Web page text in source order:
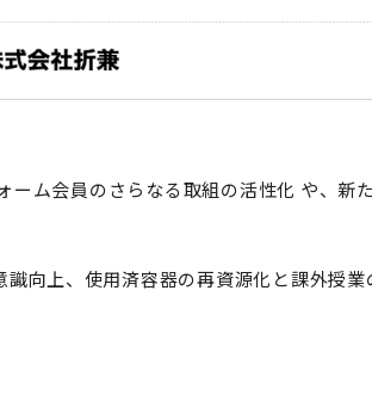
ム会員のさらなる取組の活性化 や、新
向上、使用済容器の再資源化と課外授業